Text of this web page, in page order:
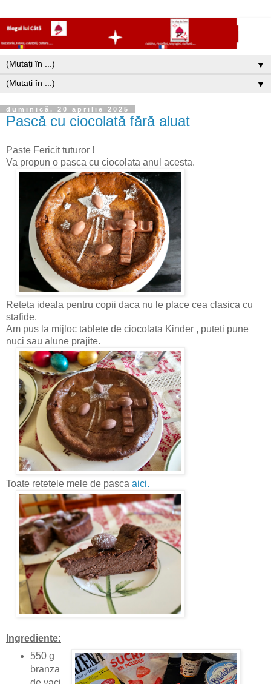
▼
▼
duminică, 20 aprilie 2025
Pască cu ciocolată fără aluat
Paste Fericit tuturor !
Va propun o pasca cu ciocolata anul acesta.
Reteta ideala pentru copii daca nu le place cea clasica cu
stafide.
Am pus la mijloc tablete de ciocolata Kinder , puteti pune
nuci sau alune prajite.
Toate retetele mele de pasca aici.
Ingrediente:
550 g
branza